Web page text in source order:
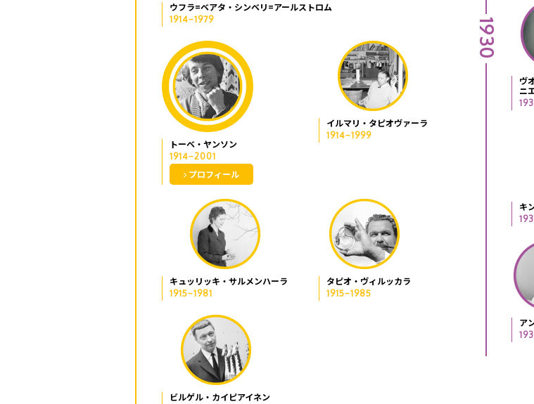
ウフラ=ベアタ・シンベリ=アールストロム
1914−1979
トーベ・ヤンソン
1914−2001
プロフィール
イルマリ・タピオヴァーラ
1914−1999
キュッリッキ・サルメンハーラ
1915−1981
タピオ・ヴィルッカラ
1915−1985
ビルゲル・カイピアイネン
1930
ヴ
ニ
キ
ア